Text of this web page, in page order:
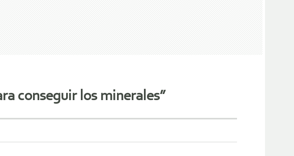
conseguir los minerales”